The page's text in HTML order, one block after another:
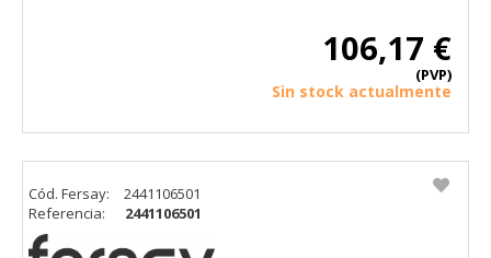
106,17 €
(PVP)
Sin stock actualmente
Cód. Fersay:
2441106501
Referencia:
2441106501